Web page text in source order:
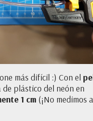
más difícil :) Con el
plástico del neón en
1 cm (¡No medimos